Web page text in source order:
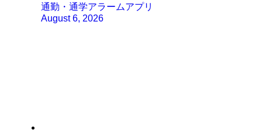
通勤・通学アラームアプリ
August 6, 2026